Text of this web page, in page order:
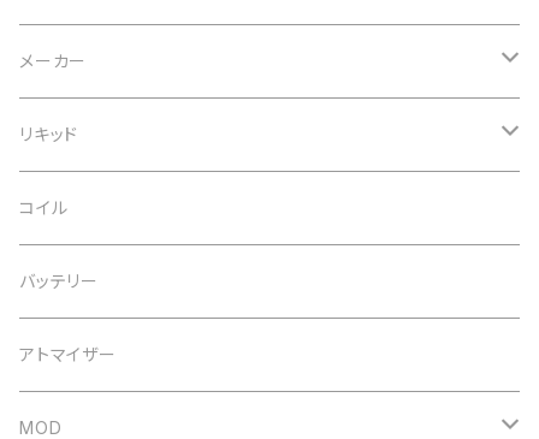
ヒートシンク
22mm
24mm
アトマイザースタンド
コットン
バッテリー
ドリップチップ
ヒートシンク
ボトル
メーカー
Coil Father
WickNVape
Efest
JUSTFOG
リキッド
10ml
30ml
60ml
コイル
バッテリー
アトマイザー
MOD